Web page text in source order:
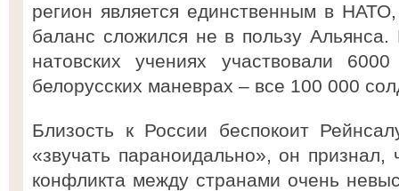
регион является единственным в НАТО,
баланс сложился не в пользу
натовских учениях участвовали
белорусских маневрах – все 100 000
Близость к России беспокоит
«звучать параноидально», он признал,
конфликта между странами очень